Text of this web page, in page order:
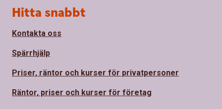
Sidfot
Hitta snabbt
Kontakta oss
Spärrhjälp
Priser, räntor och kurser för privatpersoner
Räntor, priser och kurser för företag